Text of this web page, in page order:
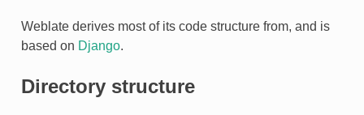
Weblate derives most of its code structure from, and is
based on Django.
Directory structure